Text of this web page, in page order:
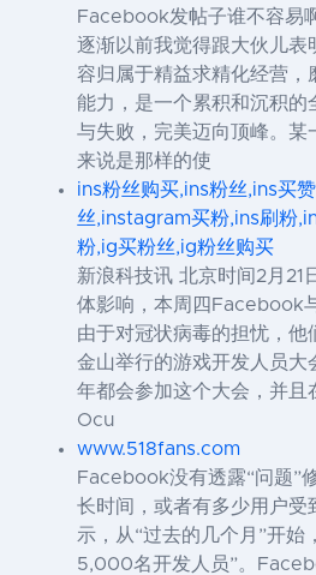
Facebook发帖子谁不容易
逐渐以前我觉得跟大伙儿表
容归属于精益求精化经营，
能力，是一个累积和沉积的
与失败，完美迈向顶峰。某
来说是那样的使
ins粉丝购买,ins粉丝,ins买
丝,instagram买粉,ins刷粉
粉,ig买粉丝,ig粉丝购买
新浪科技讯 北京时间2月21
体影响，本周四Facebook
由于对冠状病毒的担忧，他
金山举行的游戏开发人员
年都会参加这个大会，并且
Ocu
www.518fans.com
Facebook没有透露“问题”
长时间，或者有多少用户受
示，从“过去的几个月”开始
5,000名开发人员”。